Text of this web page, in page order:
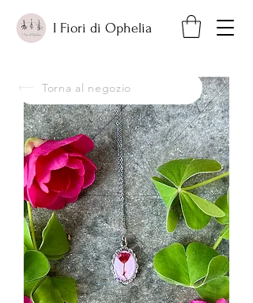
I Fiori di Ophelia
Torna al negozio